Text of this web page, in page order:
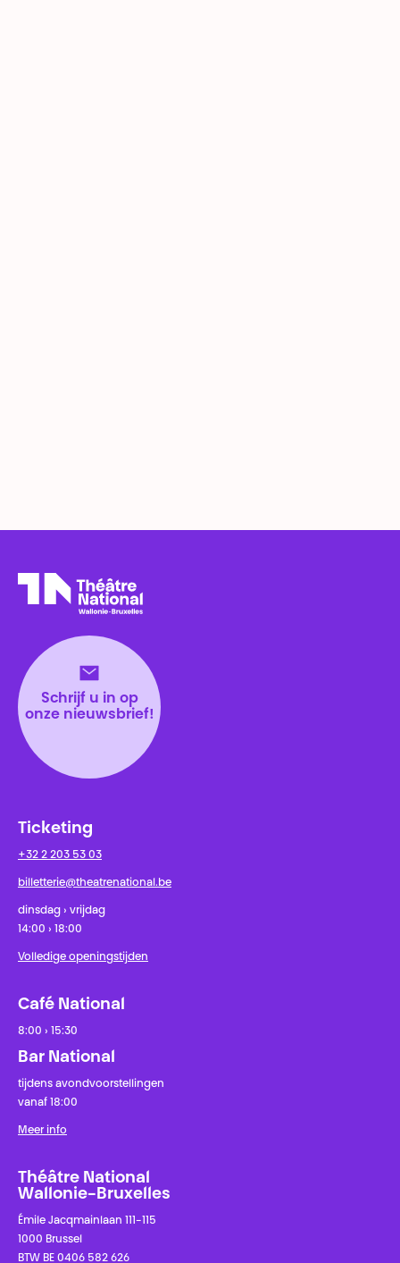
Schrijf u in op
onze nieuwsbrief!
Ticketing
+32 2 203 53 03
billetterie@theatrenational.be
dinsdag › vrijdag
14:00 › 18:00
Volledige openingstijden
Café National
8:00 › 15:30
Bar National
tijdens avondvoorstellingen
vanaf 18:00
Meer info
Théâtre National
Wallonie-Bruxelles
Émile Jacqmainlaan 111-115
1000 Brussel
BTW BE 0406 582 626